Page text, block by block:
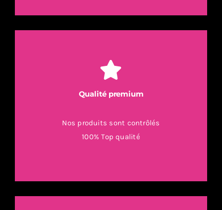
Qualité premium
Nos produits sont contrôlés
100% Top qualité